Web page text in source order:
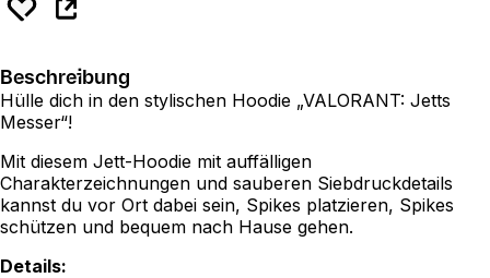
Beschreibung
Hülle dich in den stylischen Hoodie „VALORANT: Jetts
Messer“!
Mit diesem Jett-Hoodie mit auffälligen
Charakterzeichnungen und sauberen Siebdruckdetails
kannst du vor Ort dabei sein, Spikes platzieren, Spikes
schützen und bequem nach Hause gehen.
Details: